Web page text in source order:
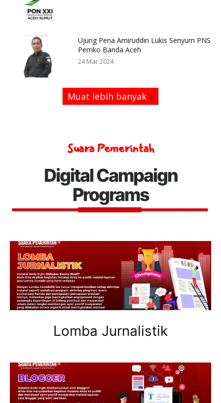
Ujung Pena Amiruddin Lukis Senyum PNS
Pemko Banda Aceh
24 Mar 2024
Muat lebih banyak
Suara Pemerintah
Digital Campaign
Programs
Lomba Jurnalistik